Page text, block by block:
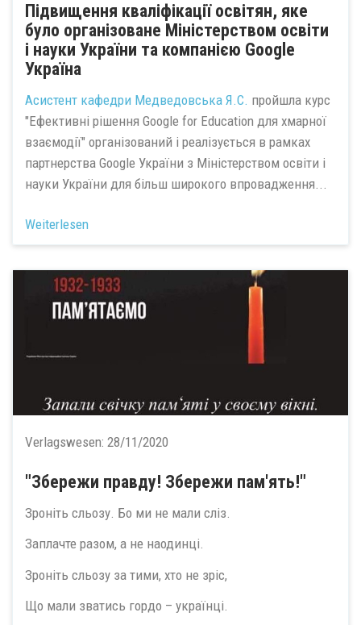
Підвищення кваліфікації освітян, яке
було організоване Міністерством освіти
і науки України та компанією Google
Україна
Асистент кафедри Медведовська Я.С. пройшла курс
"Ефективні рішення Google for Education для хмарної
взаємодії" організований і реалізується в рамках
партнерства Google України з Міністерством освіти і
науки України для більш широкого впровадження...
Weiterlesen
Verlagswesen: 28/11/2020
"Збережи правду! Збережи пам'ять!"
Зроніть сльозу. Бо ми не мали сліз.
Заплачте разом, а не наодинці.
Зроніть сльозу за тими, хто не зріс,
Що мали зватись гордо – українці.